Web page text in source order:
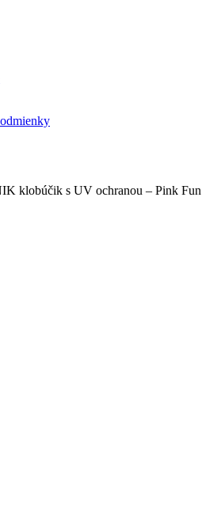
klobúčik s UV ochranou – Pink Fun